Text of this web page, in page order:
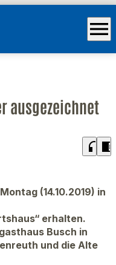
menu
ausgezeichnet
headphones chrome_reader_mode
(14.10.2019) in
erhalten.
Busch in
und die Alte